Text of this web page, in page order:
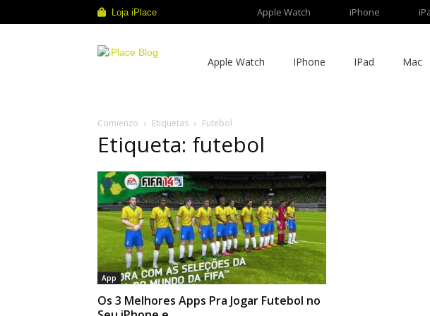
Loja iPlace Apple Watch iPhone
Apple Watch IPhone IPad Mac
Comienzo Etiquetas Futebol
Etiqueta: futebol
App
Os 3 Melhores Apps Pra Jogar Futebol no